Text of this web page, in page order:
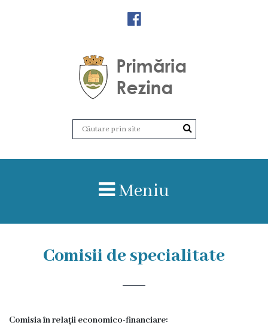
Amalgamare
Meniu
Comisii de specialitate
Comisia în relații economico-financiare: